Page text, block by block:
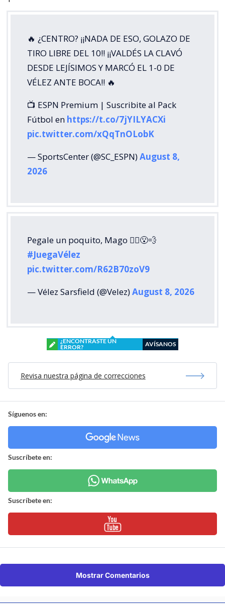
🔥 ¿CENTRO? ¡¡NADA DE ESO, GOLAZO DE
TIRO LIBRE DEL 10!! ¡¡VALDÉS LA CLAVÓ
DESDE LEJÍSIMOS Y MARCÓ EL 1-0 DE
VÉLEZ ANTE BOCA!! 🔥
📺 ESPN Premium | Suscribite al Pack
Fútbol en https://t.co/7jYILYACXi
pic.twitter.com/xQqTnOLobK
— SportsCenter (@SC_ESPN)August 8,
2026
Pegale un poquito, Mago 🧙‍♂️😮‍💨
#JuegaVélez
pic.twitter.com/R62B70zoV9
— Vélez Sarsfield (@Velez)August 8, 2026
¿ENCONTRASTE UN
ERROR?
AVÍSANOS
Revisa nuestra página de correcciones
Síguenos en:
Suscríbete en:
Suscríbete en:
Mostrar Comentarios